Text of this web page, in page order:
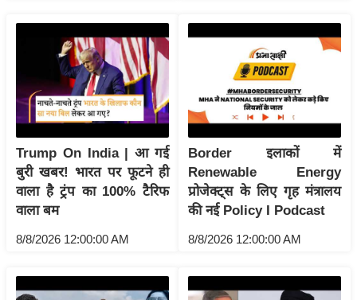
2
6
क्रा
इ
म
ई
पे
र
Trump On India | आ गई
बुरी खबर! भारत पर फूटने ही
वाला है ट्रंप का 100% टैरिफ
वाला बम
8/8/2026 12:00:00 AM
Border इलाकों में
Renewable Energy
प्रोजेक्ट्स के लिए गृह मंत्रालय
की नई Policy I Podcast
8/8/2026 12:00:00 AM